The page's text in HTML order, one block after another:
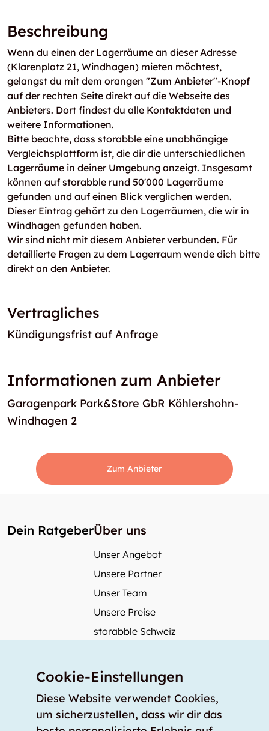
Beschreibung
Wenn du einen der Lagerräume an dieser Adresse
(Klarenplatz 21, Windhagen) mieten möchtest,
gelangst du mit dem orangen "Zum Anbieter"-Knopf
auf der rechten Seite direkt auf die Webseite des
Anbieters. Dort findest du alle Kontaktdaten und
weitere Informationen.
Bitte beachte, dass storabble eine unabhängige
Vergleichsplattform ist, die dir die unterschiedlichen
Lagerräume in deiner Umgebung anzeigt. Insgesamt
können auf storabble rund 50'000 Lagerräume
gefunden und auf einen Blick verglichen werden.
Dieser Eintrag gehört zu den Lagerräumen, die wir in
Windhagen gefunden haben.
Wir sind nicht mit diesem Anbieter verbunden. Für
detaillierte Fragen zu dem Lagerraum wende dich bitte
direkt an den Anbieter.
Vertragliches
Kündigungsfrist auf Anfrage
Informationen zum Anbieter
Garagenpark Park&Store GbR Köhlershohn-
Windhagen 2
Zum Anbieter
Dein RatgeberÜber uns
Unser Angebot
Unsere Partner
Unser Team
Unsere Preise
storabble Schweiz
Mehr über storabble
Medienbeiträge
Cookie-Einstellungen
Diese Website verwendet Cookies,
um sicherzustellen, dass wir dir das